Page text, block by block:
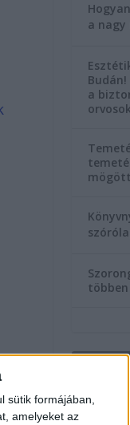
sütik formájában,
amelyeket az
a nagy
a